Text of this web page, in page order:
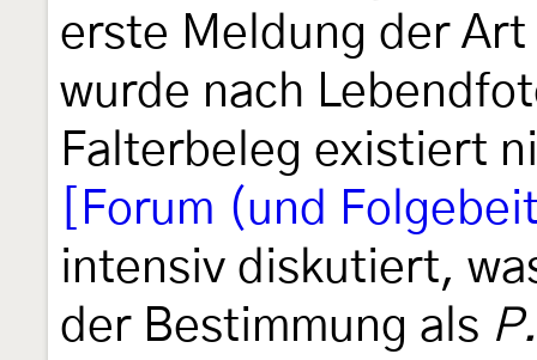
erste Meldung der
wurde nach
Falterbeleg existiert
[Forum (und
intensiv diskutiert,
der Bestimmung als